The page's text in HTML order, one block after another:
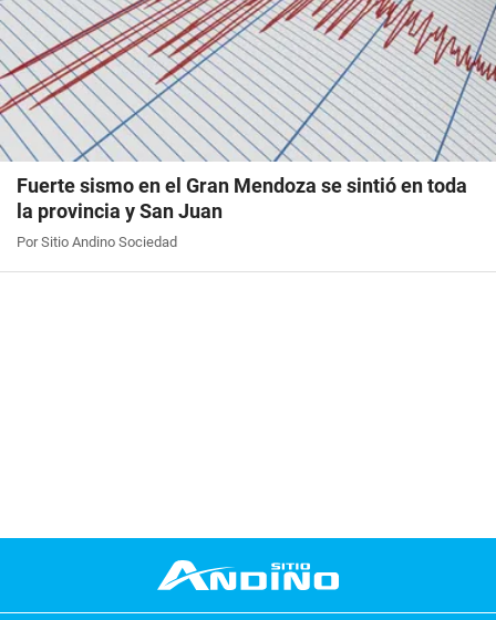
Fuerte sismo en el Gran Mendoza se sintió en toda
la provincia y San Juan
Por Sitio Andino Sociedad